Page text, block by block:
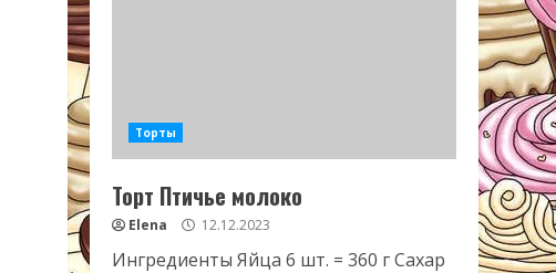
Торты
Торт Птичье молоко
Elena 12.12.2023
Ингредиенты Яйца 6 шт. = 360 г Сахар